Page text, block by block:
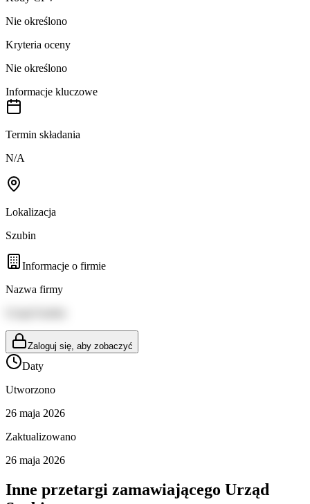
Nie określono
Kryteria oceny
Nie określono
Informacje kluczowe
Termin składania
N/A
Lokalizacja
Szubin
Informacje o firmie
Nazwa firmy
Zaloguj się, aby zobaczyć
Daty
Utworzono
26 maja 2026
Zaktualizowano
26 maja 2026
Inne przetargi zamawiającego Urząd